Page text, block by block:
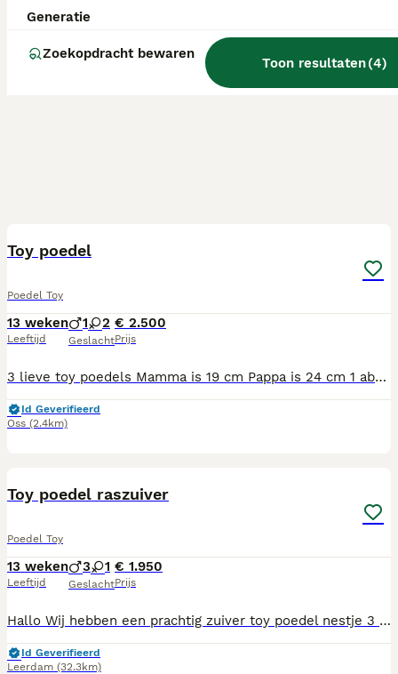
Generatie
Zoekopdracht bewaren
Toon resultaten(4)
Toy poedel
Poedel Toy
13 weken
Leeftijd
1 2
Geslacht
€ 2.500
Prijs
3 lieve toy poedels Mamma is 19 cm Pappa is 24 cm 1 abrikoos blond reutje 2 choco teefjes Gechipt, geënt ontwormt volgens schema En groeien hier in huis op.
Id Geverifieerd
Oss (2.4km)
Toy poedel raszuiver
Poedel Toy
13 weken
Leeftijd
3 1
Geslacht
€ 1.950
Prijs
Hallo Wij hebben een prachtig zuiver toy poedel nestje 3 reutjes 1 teefje Geboren op 3 mei 2026 Abricoos rood 🧡❤️ Ontwormd gevaccineerd volgens schema Gechipt Gezondsheid check Pups groeien op in een groot gezin met kinderen van verschillende leeftijden Kippen konijnen honden We socialiseren door te wandelen , speeltuintjes , markt , basis scholen , zodoende komen ze met veel kinderen en mensen in aanmerking Trimsalon zijn ze gewend Zinderlijkheid gaat super goed Eten brokjes acana Bench traning geven we dus dat zijn ze ook gewend Ouders zijn allebei aanwezig zijn in het bezit van een fci stamboom En allebei getest op dna , patella , evco ( ogen ) Kortom een goede basis Heb je intresse stuur gerust berichtje Groetjes
Id Geverifieerd
Leerdam (32.3km)